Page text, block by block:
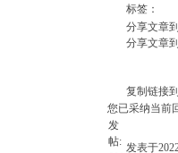
标签：
分享文章
分享文章
复制链接
您已采纳当前
发
帖: 发表于